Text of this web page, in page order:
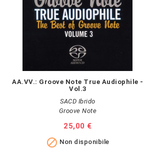
AA.VV.: Groove Note True Audiophile -
Vol.3
SACD Ibrido
Groove Note
Prezzo
25,00 €
 Non disponibile